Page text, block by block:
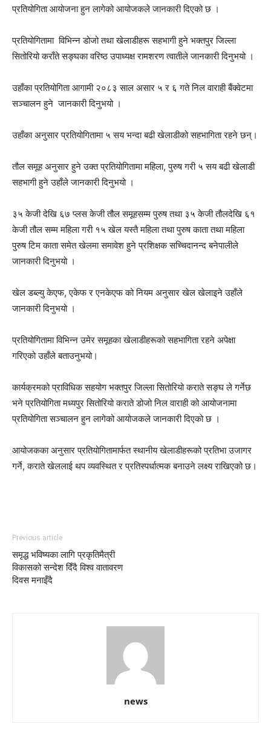
प्रतियोगिता आयोजना हुन लागेको आयोजकले जानकारी दिएको छ ।
प्रतियोगितामा विभिन्न डोजो तथा खेलाडीहरू सहभागी हुने भक्तपुर जिल्ला
सितोरियो कराँते सङ्घका वरिष्ठ उपाध्यक्ष रामशरण त्वातीले जानकारी दिनुभयो ।
उहाँका प्रतियोगिता आगामी २०८३ साल असार ५ र ६ गते निल वाराही बैंक्वेटमा
सञ्चालन हुने जानकारी दिनुभयो ।
उहाँका अनुसार प्रतियोगितामा ५ सय भन्दा बढी खेलाडीको सहभागिता रहने छन्।
तौल समूह अनुसार हुने उक्त प्रतियोगितामा महिला, पुरुष गरी ५ सय बढी खेलाडी
सहभागी हुने उहाँले जानकारी दिनुभयो ।
३५ केजी देखि ६७ प्लस केजी तौल समूहसम्म पुरुष तथा ३५ केजी तौलदेखि ६१
केजी तौल सम्म महिला गरी १५ खेल यस्तै महिला तथा पुरुष काता तथा महिला
पुरुष टिम काता समेत खेलमा समावेश हुने प्रशिक्षक सच्चिदानन्द बनेपालीले
जानकारी दिनुभयो ।
खेल डब्ल्यु केएफ, एकेफ र एनकेएफ को नियम अनुसार खेल खेलाइने उहाँले
जानकारी दिनुभयो ।
प्रतियोगितामा विभिन्न उमेर समूहका खेलाडीहरूको सहभागिता रहने अपेक्षा
गरिएको उहाँले बताउनुभयो।
कार्यक्रमको प्राविधिक सहयोग भक्तपुर जिल्ला सितोरियो कराते सङ्घ ले गर्नेछ
भने प्रतियोगिता मध्यपुर सितोरियो कराते डोजो निल वाराही को आयोजनामा
प्रतियोगिता सञ्चालन हुन लागेको आयोजकले जानकारी दिएको छ ।
आयोजकका अनुसार प्रतियोगितामार्फत स्थानीय खेलाडीहरूको प्रतिभा उजागर
गर्ने, कराते खेललाई थप व्यवस्थित र प्रतिस्पर्धात्मक बनाउने लक्ष्य राखिएको छ।
Previous article
समृद्ध भविष्यका लागि प्रकृतिमैत्री
विकासको सन्देश दिँदै विश्व वातावरण
दिवस मनाइँदै
news